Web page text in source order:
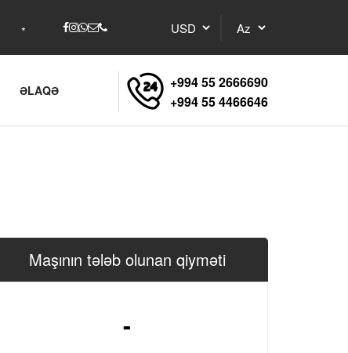
ƏLAQƏ
+994 55 2666690
+994 55 4466646
Maşının tələb olunan qiyməti
-